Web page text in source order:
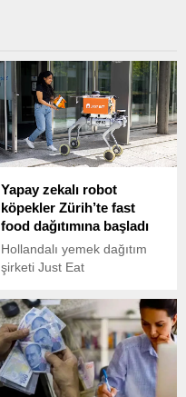
Yapay zekalı robot
köpekler Zürih’te fast
food dağıtımına başladı
Hollandalı yemek dağıtım
şirketi Just Eat
merkezli robotik firması
RIVR ile iş birliği yaparak
otonom robot köpekleri
yemek teslimatında
kullanmaya başladı.